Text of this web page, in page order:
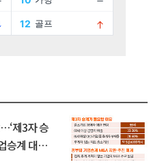
제3자 승
승계 대전